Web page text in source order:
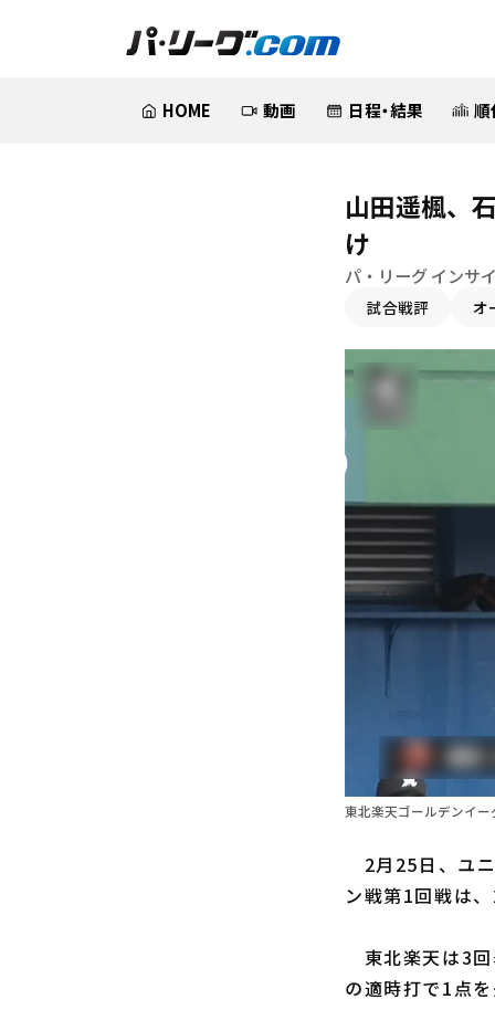
HOME 動画 日程・結果 順
山田遥楓、
け
パ・リーグ インサ
試合戦評 オ
東北楽天ゴールデンイ
2月25日、ユ
ン戦第1回戦は
東北楽天は3
の適時打で1点